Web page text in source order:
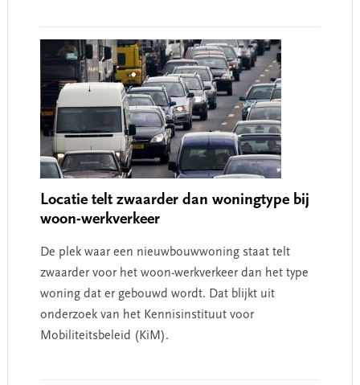
Locatie telt zwaarder dan woningtype bij
woon-werkverkeer
De plek waar een nieuwbouwwoning staat telt
zwaarder voor het woon-werkverkeer dan het type
woning dat er gebouwd wordt. Dat blijkt uit
onderzoek van het Kennisinstituut voor
Mobiliteitsbeleid (KiM).